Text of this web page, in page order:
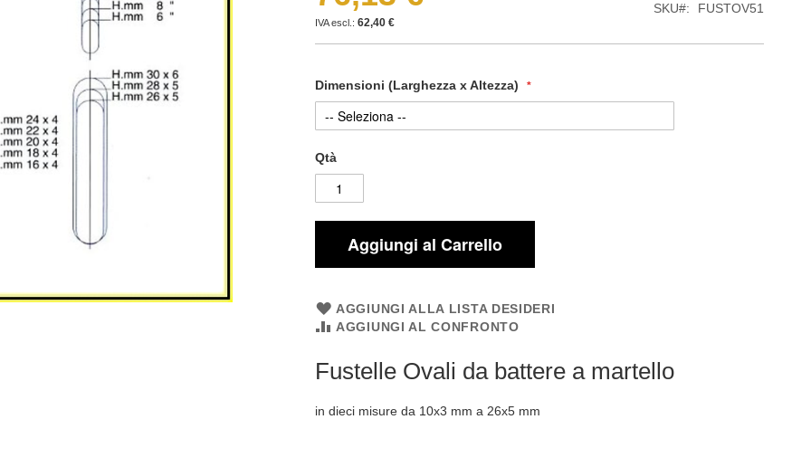
62,40 €
SKU
FUSTOV51
Dimensioni (Larghezza x Altezza)
Qtà
Aggiungi al Carrello
AGGIUNGI ALLA LISTA DESIDERI
AGGIUNGI AL CONFRONTO
Fustelle Ovali da battere a martello
in dieci misure da 10x3 mm a 26x5 mm